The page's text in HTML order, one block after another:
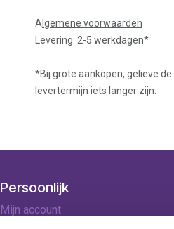
A lgemene voorwaarden
Levering: 2-5 werkdagen*
*Bij grote aankopen, gelieve
levertermijn iets langer zijn.
Persoonlijk
Mijn account